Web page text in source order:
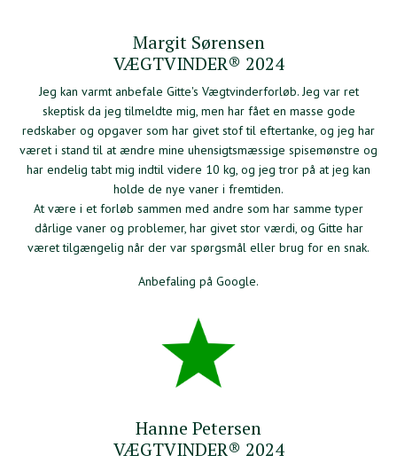
Margit Sørensen
VÆGTVINDER® 2024
Jeg kan varmt anbefale Gitte's Vægtvinderforløb. Jeg var ret
skeptisk da jeg tilmeldte mig, men har fået en masse gode
redskaber og opgaver som har givet stof til eftertanke, og jeg har
været i stand til at ændre mine uhensigtsmæssige spisemønstre og
har endelig tabt mig indtil videre 10 kg, og jeg tror på at jeg kan
holde de nye vaner i fremtiden.
At være i et forløb sammen med andre som har samme typer
dårlige vaner og problemer, har givet stor værdi, og Gitte har
været tilgængelig når der var spørgsmål eller brug for en snak.
Anbefaling på Google.
Hanne Petersen
VÆGTVINDER® 2024